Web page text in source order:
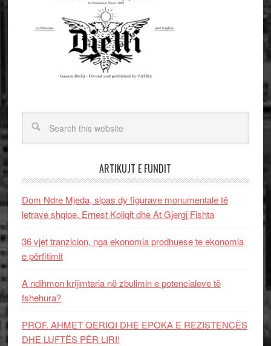
ARTIKUJT E FUNDIT
Dom Ndre Mjeda, sipas dy figurave monumentale të
letrave shqipe, Ernest Koliqit dhe At Gjergj Fishta
36 vjet tranzicion, nga ekonomia prodhuese te ekonomia
e përfitimit
A ndihmon krijimtaria në zbulimin e potencialeve të
fshehura?
PROF. AHMET QERIQI DHE EPOKA E REZISTENCЁS
DHE LUFTЁS PЁR LIRI!